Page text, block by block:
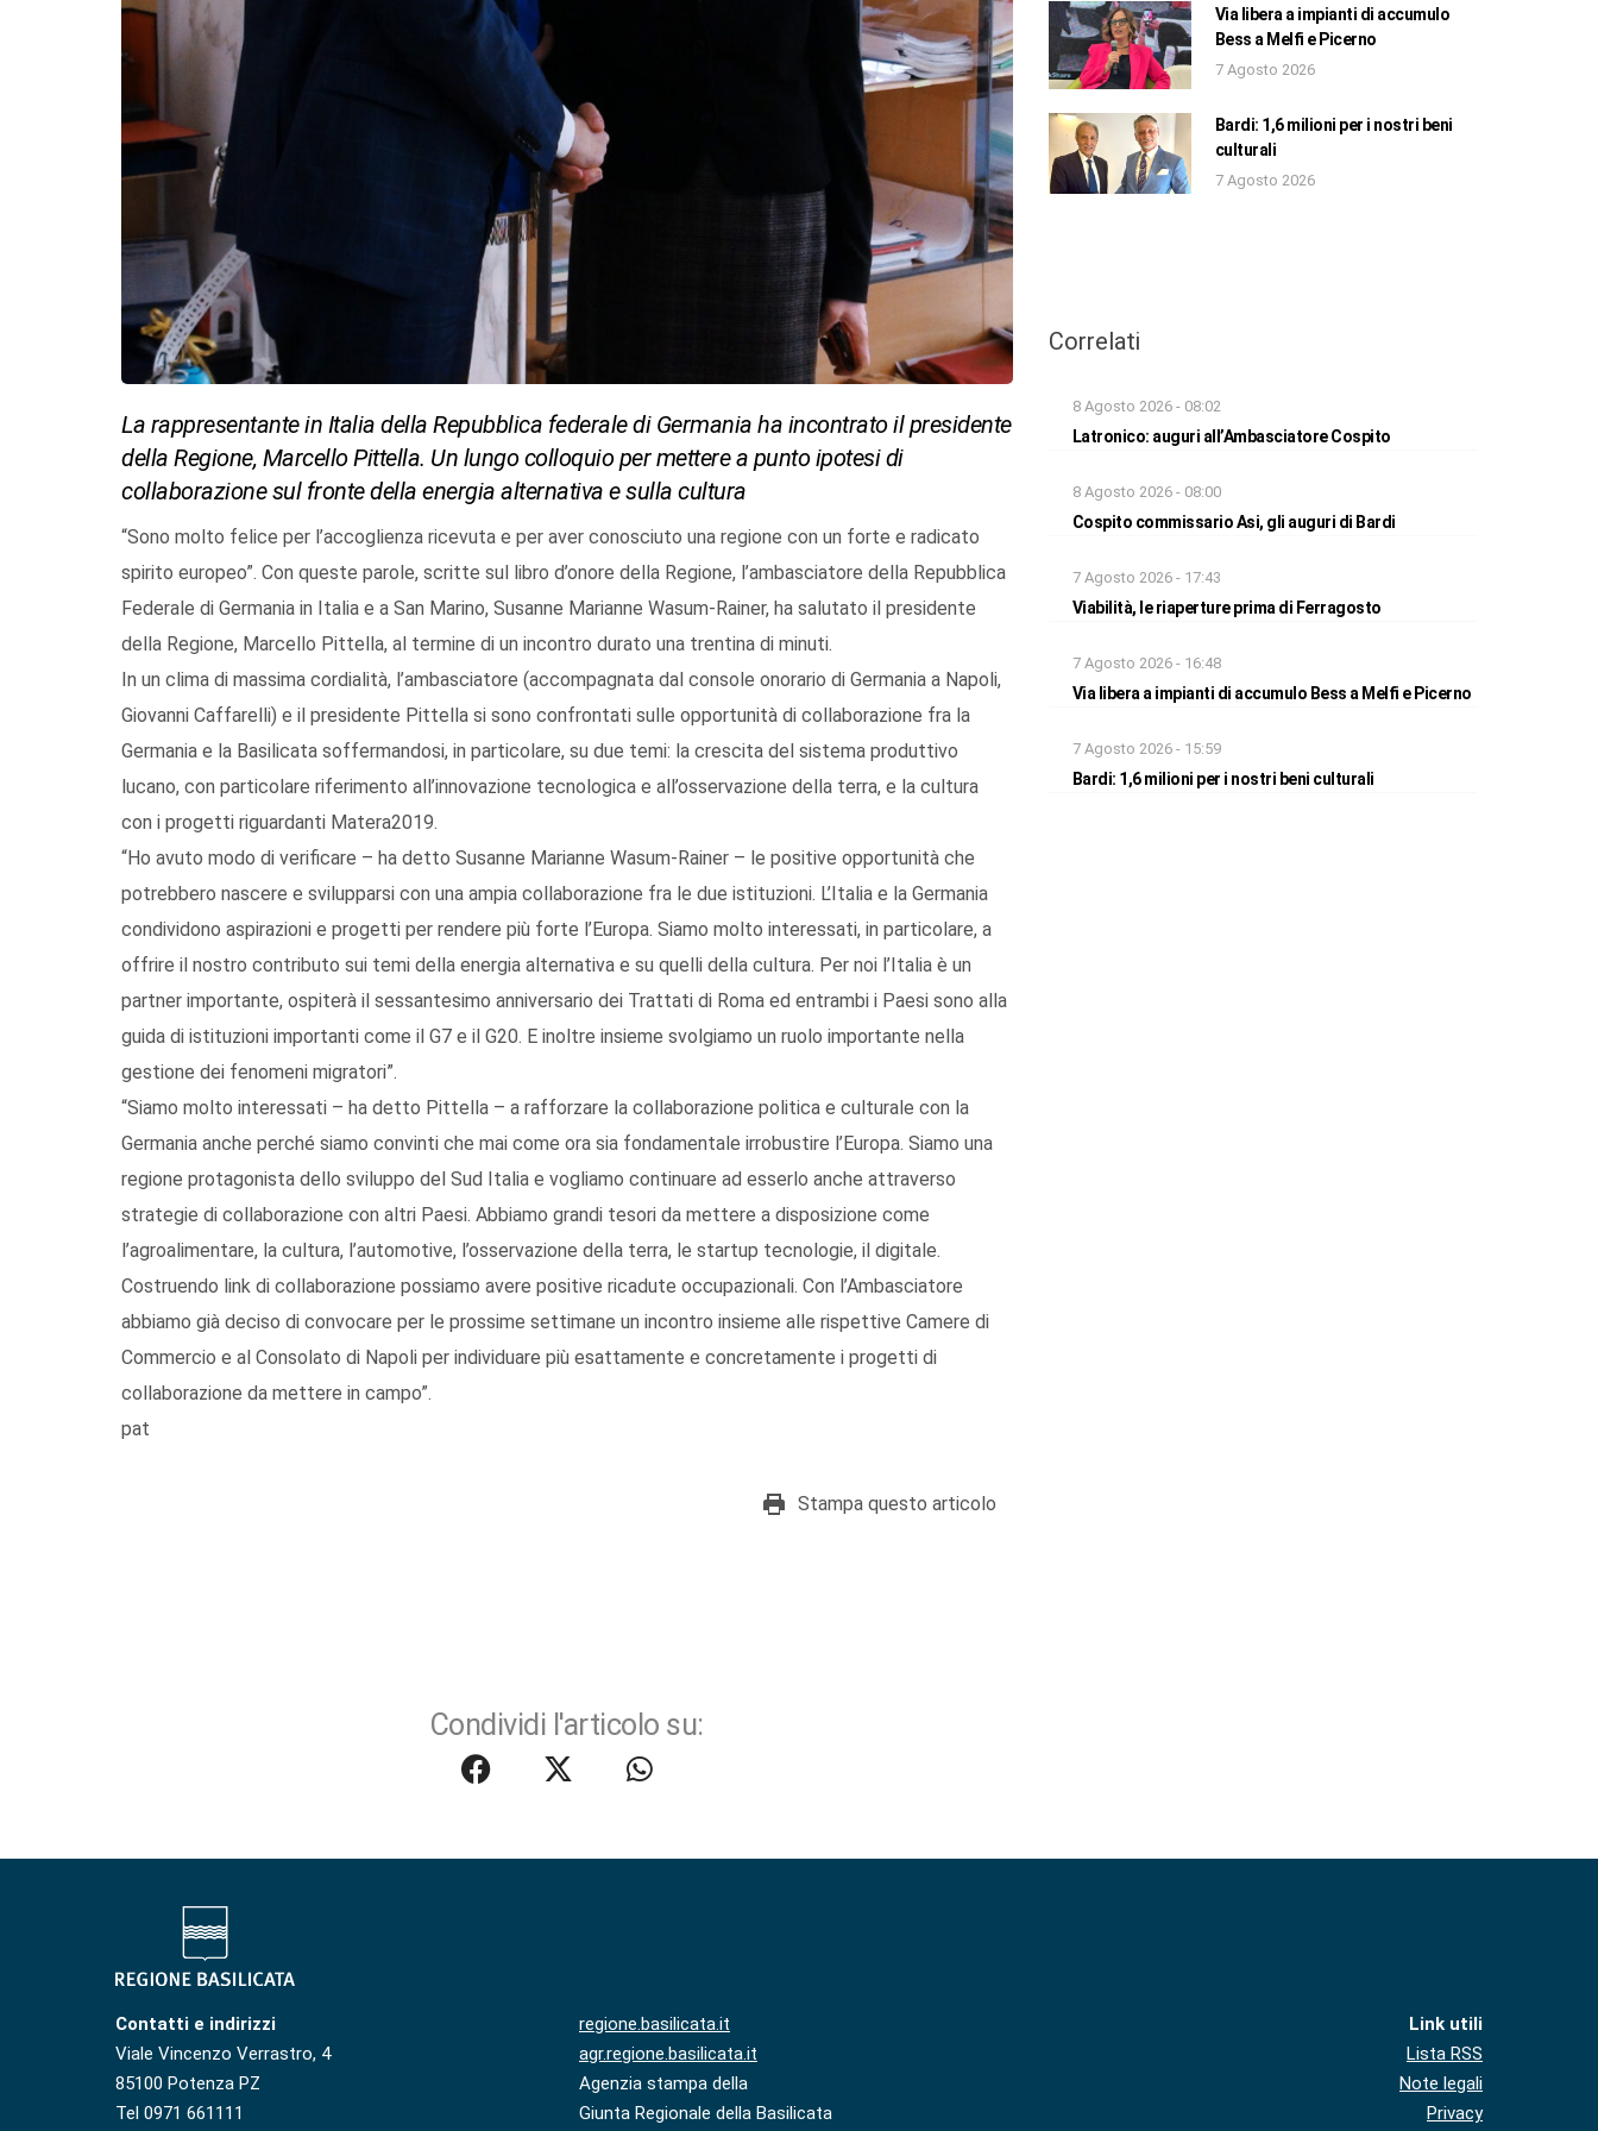
La rappresentante in Italia della Repubblica federale di Germania ha incontrato il presidente
della Regione, Marcello Pittella. Un lungo colloquio per mettere a punto ipotesi di
collaborazione sul fronte della energia alternativa e sulla cultura
“Sono molto felice per l’accoglienza ricevuta e per aver conosciuto una regione con un forte e radicato
spirito europeo”. Con queste parole, scritte sul libro d’onore della Regione, l’ambasciatore della Repubblica
Federale di Germania in Italia e a San Marino, Susanne Marianne Wasum-Rainer, ha salutato il presidente
della Regione, Marcello Pittella, al termine di un incontro durato una trentina di minuti.
In un clima di massima cordialità, l’ambasciatore (accompagnata dal console onorario di Germania a Napoli,
Giovanni Caffarelli) e il presidente Pittella si sono confrontati sulle opportunità di collaborazione fra la
Germania e la Basilicata soffermandosi, in particolare, su due temi: la crescita del sistema produttivo
lucano, con particolare riferimento all’innovazione tecnologica e all’osservazione della terra, e la cultura
con i progetti riguardanti Matera2019.
“Ho avuto modo di verificare – ha detto Susanne Marianne Wasum-Rainer – le positive opportunità che
potrebbero nascere e svilupparsi con una ampia collaborazione fra le due istituzioni. L’Italia e la Germania
condividono aspirazioni e progetti per rendere più forte l’Europa. Siamo molto interessati, in particolare, a
offrire il nostro contributo sui temi della energia alternativa e su quelli della cultura. Per noi l’Italia è un
partner importante, ospiterà il sessantesimo anniversario dei Trattati di Roma ed entrambi i Paesi sono alla
guida di istituzioni importanti come il G7 e il G20. E inoltre insieme svolgiamo un ruolo importante nella
gestione dei fenomeni migratori”.
“Siamo molto interessati – ha detto Pittella – a rafforzare la collaborazione politica e culturale con la
Germania anche perché siamo convinti che mai come ora sia fondamentale irrobustire l’Europa. Siamo una
regione protagonista dello sviluppo del Sud Italia e vogliamo continuare ad esserlo anche attraverso
strategie di collaborazione con altri Paesi. Abbiamo grandi tesori da mettere a disposizione come
l’agroalimentare, la cultura, l’automotive, l’osservazione della terra, le startup tecnologie, il digitale.
Costruendo link di collaborazione possiamo avere positive ricadute occupazionali. Con l’Ambasciatore
abbiamo già deciso di convocare per le prossime settimane un incontro insieme alle rispettive Camere di
Commercio e al Consolato di Napoli per individuare più esattamente e concretamente i progetti di
collaborazione da mettere in campo”.
pat
Stampa questo articolo
Condividi l'articolo su:
Via libera a impianti di accumulo
Bess a Melfi e Picerno
7 Agosto 2026
Bardi: 1,6 milioni per i nostri beni
culturali
7 Agosto 2026
Correlati
8 Agosto 2026 - 08:02
Latronico: auguri all’Ambasciatore Cospito
8 Agosto 2026 - 08:00
Cospito commissario Asi, gli auguri di Bardi
7 Agosto 2026 - 17:43
Viabilità, le riaperture prima di Ferragosto
7 Agosto 2026 - 16:48
Via libera a impianti di accumulo Bess a Melfi e Picerno
7 Agosto 2026 - 15:59
Bardi: 1,6 milioni per i nostri beni culturali
Contatti e indirizzi
Viale Vincenzo Verrastro, 4
85100 Potenza PZ
Tel 0971 661111
regione.basilicata.it
agr.regione.basilicata.it
Agenzia stampa della
Giunta Regionale della Basilicata
Link utili
Lista RSS
Note legali
Privacy